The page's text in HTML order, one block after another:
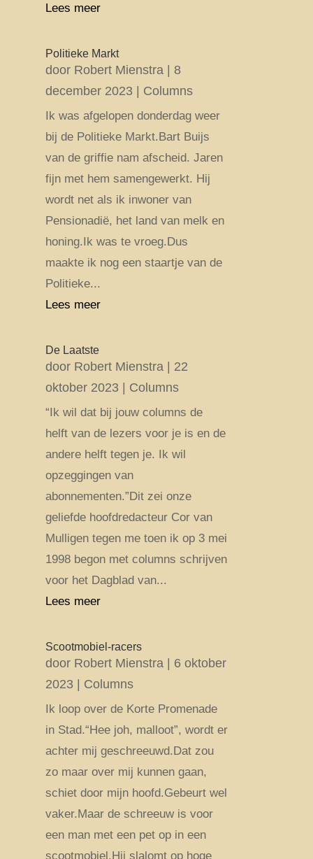
Lees meer
Politieke Markt
door Robert Mienstra | 8
december 2023| Columns
Ik was afgelopen donderdag weer
bij de Politieke Markt.Bart Buijs
van de griffie nam afscheid. Jaren
fijn met hem samengewerkt. Hij
wordt net als ik inwoner van
Pensionadië, het land van melk en
honing.Ik was te vroeg.Dus
maakte ik nog een staartje van de
Politieke...
Lees meer
De Laatste
door Robert Mienstra | 22
oktober 2023| Columns
“Ik wil dat bij jouw columns de
helft van de lezers voor je is en de
andere helft tegen je. Ik wil
opzeggingen van
abonnementen.”Dit zei onze
geliefde hoofdredacteur Cor van
Mulligen tegen me toen ik op 3 mei
1998 begon met columns schrijven
voor het Dagblad van...
Lees meer
Scootmobiel-racers
door Robert Mienstra | 6 oktober
2023| Columns
Ik loop over de Korte Promenade
in Stad.“Hee joh, malloot”, wordt er
achter mij geschreeuwd.Dat zou
zo maar over mij kunnen gaan,
schiet door mijn hoofd.Gebeurt wel
vaker.Maar de schreeuw is voor
een man met een pet op in een
scootmobiel.Hij slalomt op hoge